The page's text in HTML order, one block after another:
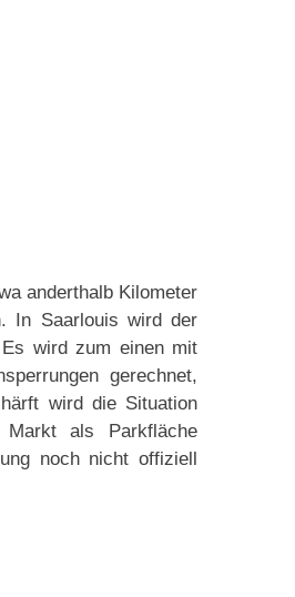
anderthalb Kilometer
In Saarlouis wird der
wird zum einen mit
gerechnet,
wird die Situation
als Parkfläche
noch nicht offiziell